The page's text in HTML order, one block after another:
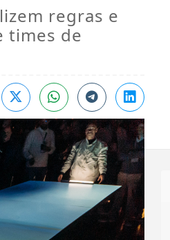
regras e
times de